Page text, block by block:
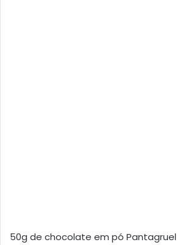
50g de chocolate em pó Pantagruel